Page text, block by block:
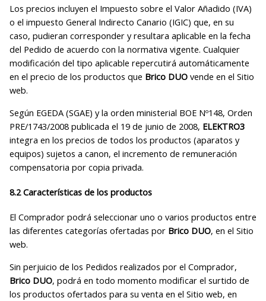
Los precios incluyen el Impuesto sobre el Valor Añadido (IVA)
o el impuesto General Indirecto Canario (IGIC) que, en su
caso, pudieran corresponder y resultara aplicable en la fecha
del Pedido de acuerdo con la normativa vigente. Cualquier
modificación del tipo aplicable repercutirá automáticamente
en el precio de los productos que Brico DUOvende en el Sitio
web.
Según EGEDA (SGAE) y la orden ministerial BOE Nº148, Orden
PRE/1743/2008 publicada el 19 de junio de 2008, ELEKTRO3
integra en los precios de todos los productos (aparatos y
equipos) sujetos a canon, el incremento de remuneración
compensatoria por copia privada.
8.2 Características de los productos
El Comprador podrá seleccionar uno o varios productos entre
las diferentes categorías ofertadas por Brico DUO, en el Sitio
web.
Sin perjuicio de los Pedidos realizados por el Comprador,
Brico DUO, podrá en todo momento modificar el surtido de
los productos ofertados para su venta en el Sitio web, en